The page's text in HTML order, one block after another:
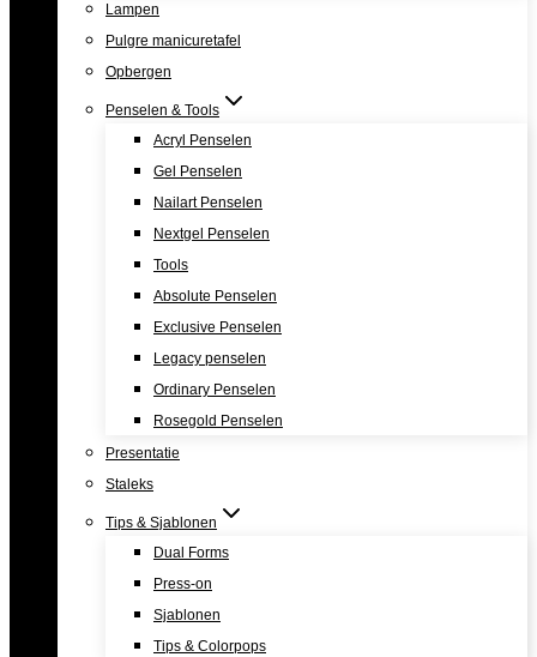
Lampen
Pulgre manicuretafel
Opbergen
Penselen & Tools
Acryl Penselen
Gel Penselen
Nailart Penselen
Nextgel Penselen
Tools
Absolute Penselen
Exclusive Penselen
Legacy penselen
Ordinary Penselen
Rosegold Penselen
Presentatie
Staleks
Tips & Sjablonen
Dual Forms
Press-on
Sjablonen
Tips & Colorpops